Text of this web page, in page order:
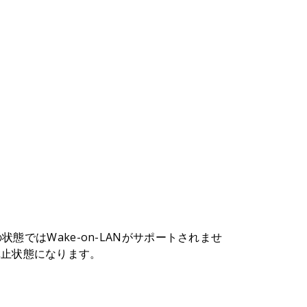
態ではWake-on-LANがサポートされませ
状態になります。